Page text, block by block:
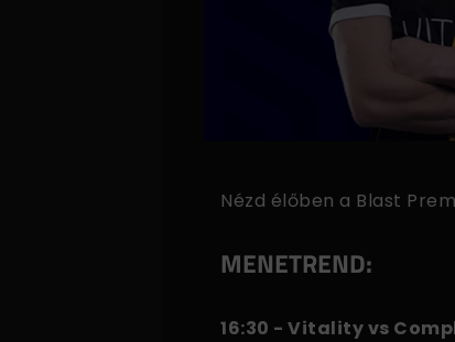
Nézd élőben a Blast
MENETREND:
16:30 - Vitality vs